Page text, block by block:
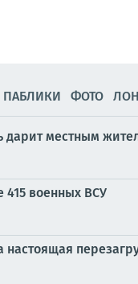
ПАБЛИКИ ФОТО
дарит местным
415 военных ВСУ